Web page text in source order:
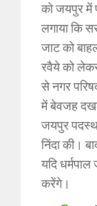
को जयपुर में
लगाया कि
जाट को
रवैये को
से नगर
में बेवजह
जयपुर
निंदा की।
यदि
करेंगे।